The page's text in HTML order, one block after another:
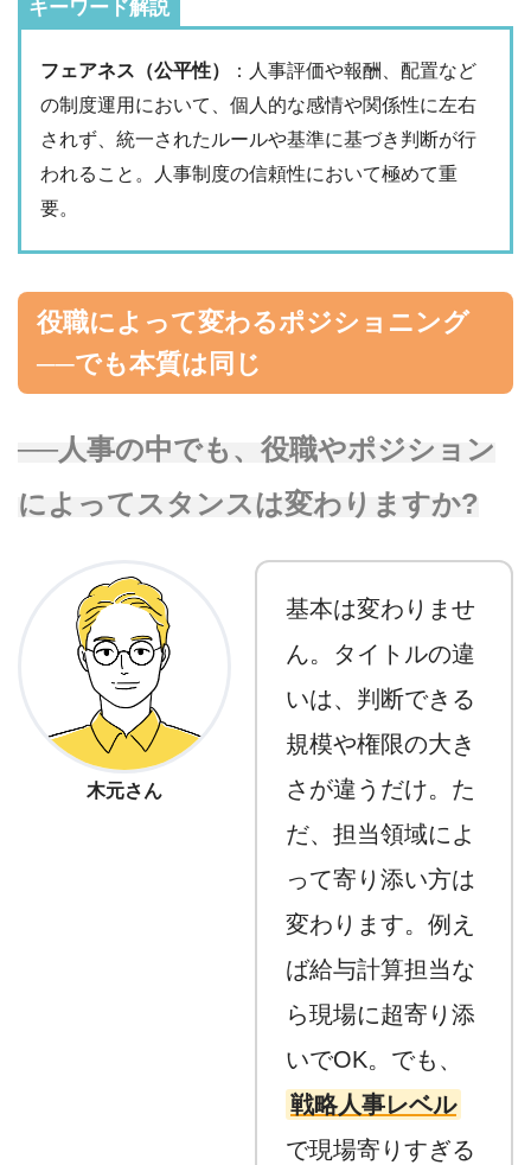
キーワード解説
フェアネス（公平性）
：人事評価や報酬、配置など
の制度運用において、個人的な感情や関係性に左右
されず、統一されたルールや基準に基づき判断が行
われること。人事制度の信頼性において極めて重
要。
役職によって変わるポジショニング
──でも本質は同じ
──人事の中でも、役職やポジション
によってスタンスは変わりますか?
木元さん
基本は変わりませ
ん。タイトルの違
いは、判断できる
規模や権限の大き
さが違うだけ。た
だ、担当領域によ
って寄り添い方は
変わります。例え
ば給与計算担当な
ら現場に超寄り添
いでOK。でも、
戦略人事レベル
で現場寄りすぎる